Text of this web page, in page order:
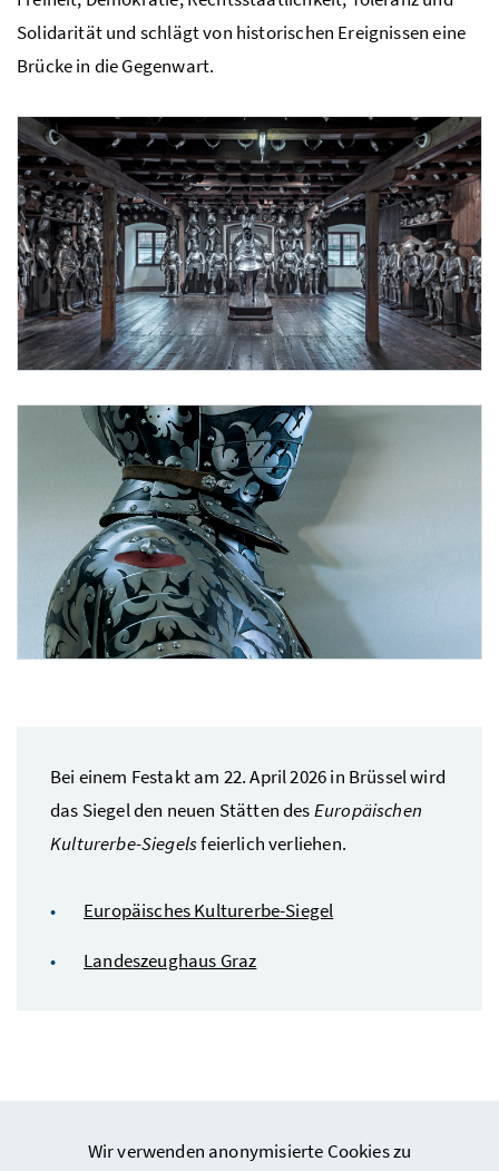
Wir verwenden anonymisierte Cookies zu
Solidarität und schlägt von historischen Ereignissen eine
Brücke in die Gegenwart.
Foto 1: Universalmuseum Joanneum/N. Lackner
Landeszeughaus Dauerausstellung. Universalmuseum Joanneum/N. Lackner
Foto 2: Angelo Kaunat
Bei einem Festakt am 22. April 2026 in Brüssel wird
das Siegel den neuen Stätten desEuropäischen
Kulturerbe-Siegelsfeierlich verliehen.
Europäisches Kulturerbe-Siegel
Landeszeughaus Graz
Webseiten Kunst und Kultur